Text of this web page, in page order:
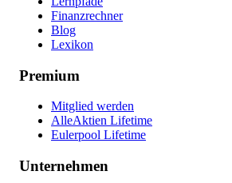
Finanzrechner
Blog
Lexikon
Premium
Mitglied werden
AlleAktien Lifetime
Eulerpool Lifetime
Unternehmen